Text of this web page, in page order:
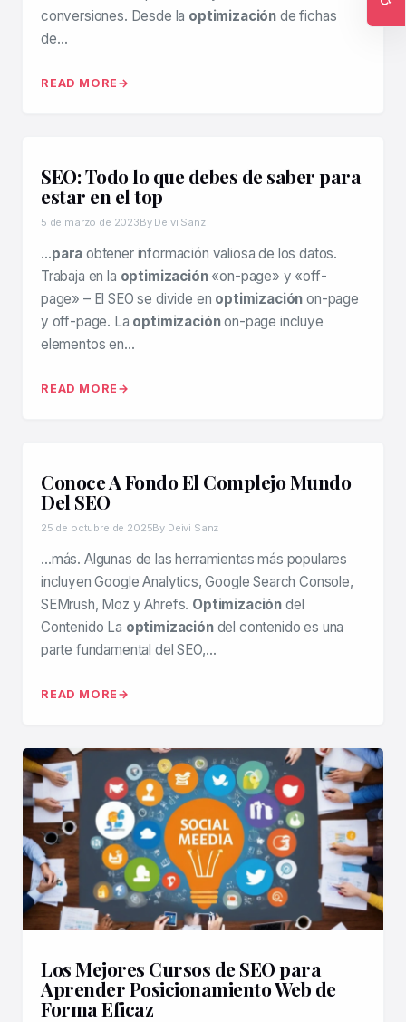
conversiones. Desde la optimización de fichas
de…
READ MORE
SEO: Todo lo que debes de saber para
estar en el top
5 de marzo de 2023By Deivi Sanz
…para obtener información valiosa de los datos.
Trabaja en la optimización«on-page» y «off-
page» – El SEO se divide en optimización on-page
y off-page. La optimizaciónon-page incluye
elementos en…
READ MORE
Conoce A Fondo El Complejo Mundo
Del SEO
25 de octubre de 2025By Deivi Sanz
…más. Algunas de las herramientas más populares
incluyen Google Analytics, Google Search Console,
SEMrush, Moz y Ahrefs. Optimización del
Contenido La optimizacióndel contenido es una
parte fundamental del SEO,…
READ MORE
Los Mejores Cursos de SEO para
Aprender Posicionamiento Web de
Forma Eficaz